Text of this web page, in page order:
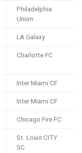
Philadelphia
Union
LA Galaxy
Charlotte FC
Inter Miami CF
Inter Miami CF
Chicago Fire FC
St. Louis CITY
SC